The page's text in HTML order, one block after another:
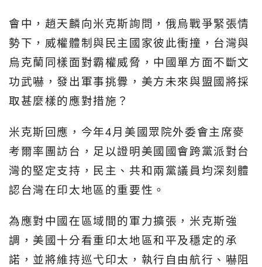
會中，趙天麟向米克斯詢問，俄烏戰爭緊張情
勢下，威權體制與民主國家彼此衝撞，台灣與
烏克蘭同樣面對霸權威脅，中國單方面不斷文
功武嚇，發出軍事挑釁，美方未來與盟國將採
取甚麼樣的應對措施？
米克斯回應，今年4月美國眾院外委會主席麥
考爾率團訪台，足以證明美國國會跨黨派對台
灣的堅定支持，民主、共和兩黨議員均深刻體
認台灣在印太地區的重要性。
為應對中國在區域間的軍力擴張，米克斯強
調，美國十分看重印太地區和平及穩定的承
諾，並將維持巡弋印太，執行自由航行、嚇阻